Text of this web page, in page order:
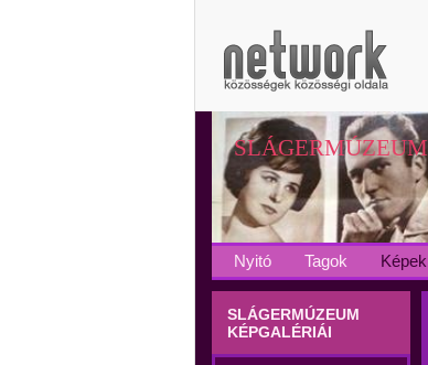
SLÁGERMÚZEUM
Nyitó Tagok Képek
SLÁGERMÚZEUM
KÉPGALÉRIÁI